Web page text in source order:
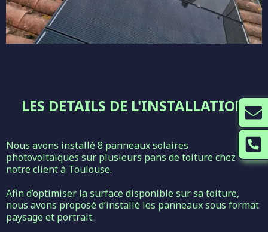
LES DETAILS DE L'INSTALLATION
Nous avons installé 8 panneaux solaires
photovoltaïques sur plusieurs pans de toiture chez
notre client à Toulouse.
Afin d’optimiser la surface disponible sur sa toiture,
nous avons proposé d’installé les panneaux sous format
paysage et portrait.